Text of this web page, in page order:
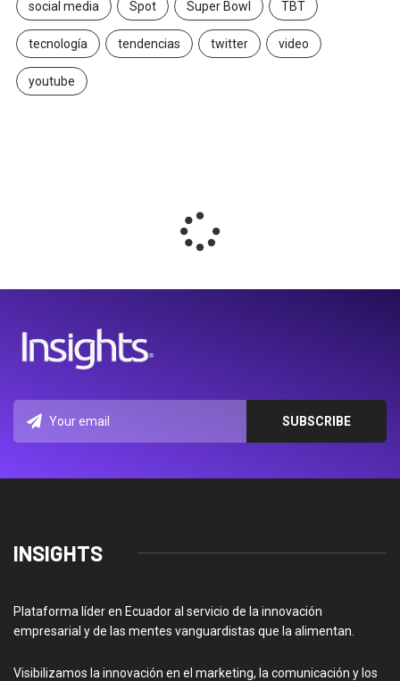
social media Spot Super Bowl TBT
tecnología tendencias twitter video
youtube
INSIGHTS
Plataforma líder en Ecuador al servicio de la innovación
empresarial y de las mentes vanguardistas que la alimentan.
Visibilizamos la innovación en el marketing, la comunicación y los